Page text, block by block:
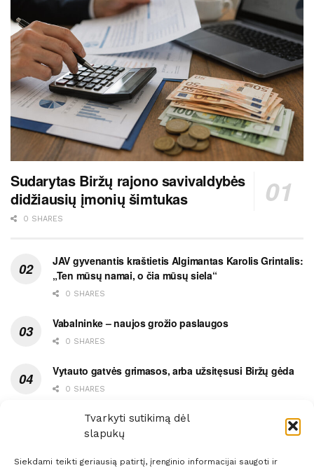
Tvarkyti sutikimą dėl
slapukų
Siekdami teikti geriausią patirtį, įrenginio informacijai saugoti ir
Sudarytas Biržų rajono savivaldybės
didžiausių įmonių šimtukas
0 SHARES
JAV gyvenantis kraštietis Algimantas Karolis Grintalis:
„Ten mūsų namai, o čia mūsų siela“
0 SHARES
Vabalninke – naujos grožio paslaugos
0 SHARES
Vytauto gatvės grimasos, arba užsitęsusi Biržų gėda
0 SHARES
Pietų metas pažymėtas avarija
0 SHARES